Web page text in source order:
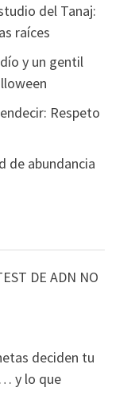
del Tanaj:
raíces
y un gentil
Respeto
de abundancia
DE ADN NO
deciden tu
y lo que